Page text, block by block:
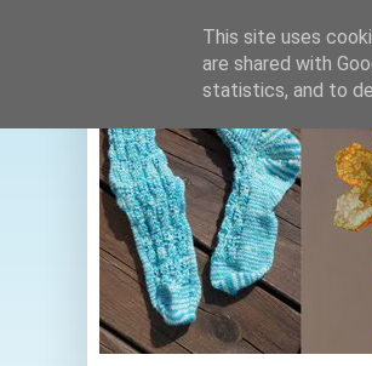
This site uses
are shared with
statistics, and to